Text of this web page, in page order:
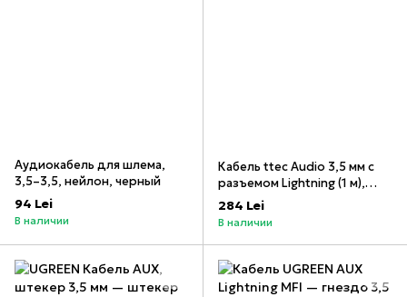
Аудиокабель для шлема,
3,5–3,5, нейлон, черный
94 Lei
В наличии
Кабель ttec Audio 3,5 мм с
разъемом Lightning (1 м),
черный _
284 Lei
В наличии